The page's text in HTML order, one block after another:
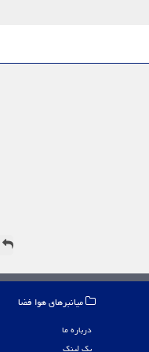
میانبرهای هوا فضا
درباره ما